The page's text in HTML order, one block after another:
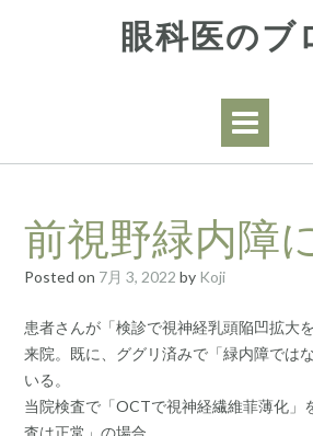
眼科医のブ
前視野緑内障
Posted on 7月 3, 2022 by Koji
患者さんが「検診で視神経乳頭陥凹拡大
来院。既に、ググリ済みで「緑内障では
いる。
当院検査で「OCTで視神経繊維菲薄化」